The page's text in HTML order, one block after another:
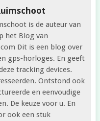
is de auteur van
het Blog van
Dit is een blog over
gps-horloges. En geeft
tracking devices.
Ontstond ook
en eenvoudige
De keuze voor u. En
ook een stuk